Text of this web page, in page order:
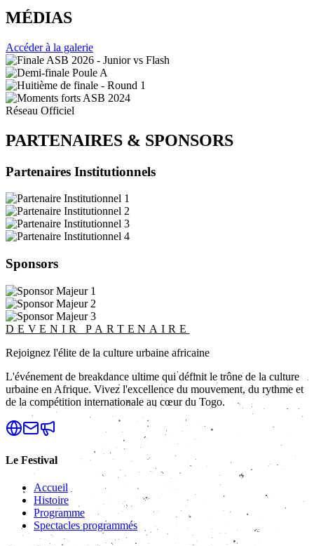
MÉDIAS
Accéder à la galerie
Réseau Officiel
PARTENAIRES & SPONSORS
Partenaires Institutionnels
Sponsors
DEVENIR PARTENAIRE
Rejoignez l'élite de la culture urbaine africaine
L'événement de breakdance ultime qui définit le trône de la culture
urbaine en Afrique. Vivez l'excellence du mouvement, du rythme et
de la compétition internationale au cœur du Togo.
Le Festival
Accueil
Histoire
Programme
Spectacles programmés